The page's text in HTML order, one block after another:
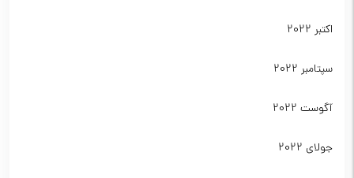
اکتبر 2022
سپتامبر 2022
آگوست 2022
جولای 2022